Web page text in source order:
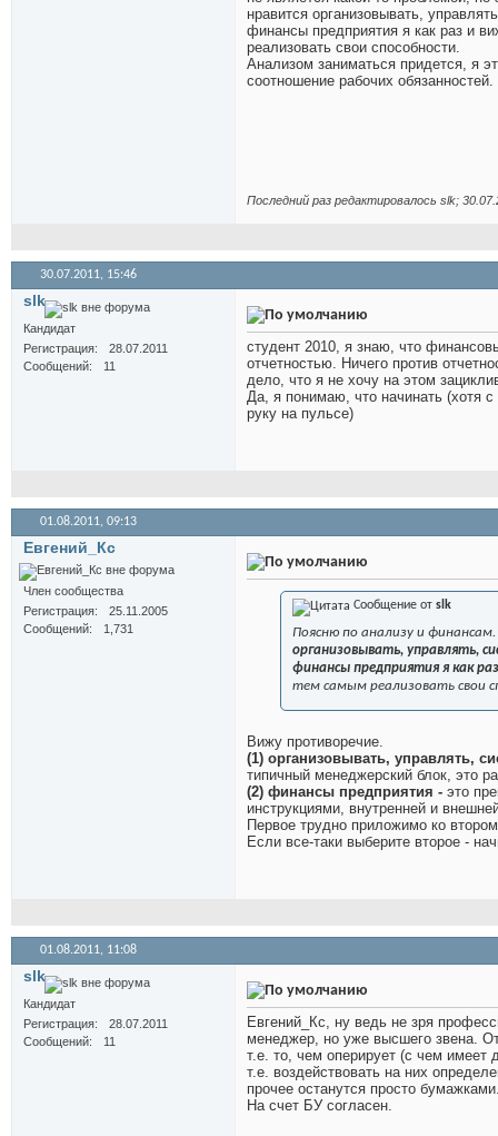
нравится организовывать,
финансы предприятия я как раз и
реализовать свои способности.
Анализом заниматься придется, я
соотношение рабочих обязанностей.
Последний раз редактировалось slk;
30.07.2011, 15:46
slk
Кандидат
Регистрация
28.07.2011
Сообщений
11
студент 2010, я знаю, что
отчетностью. Ничего против
дело, что я не хочу на этом
Да, я понимаю, что начинать (хотя
руку на пульсе)
01.08.2011, 09:13
Евгений_Кс
Член сообщества
Регистрация
25.11.2005
Сообщений
1,731
Сообщение от slk
Поясню по анализу и
организовывать, управлять,
финансы предприятия я как
тем самым реализовать свои
Вижу противоречие.
(1) организовывать, управлять,
типичный менеджерский блок, это
(2) финансы предприятия - это
инструкциями, внутренней и
Первое трудно приложимо ко
Если все-таки выберите второе -
01.08.2011, 11:08
slk
Кандидат
Регистрация
28.07.2011
Сообщений
11
Евгений_Кс, ну ведь не зря
менеджер, но уже высшего звена.
т.е. то, чем оперирует (с чем
т.е. воздействовать на них
прочее останутся просто
На счет БУ согласен.